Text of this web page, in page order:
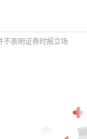
不表明证券时报立场